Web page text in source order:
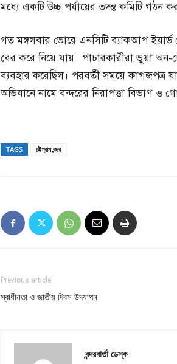
মধ্যে একটি উচ্চ পর্যায়ের তদন্ত কমিটি গঠন
গত মঙ্গলবার ভোরে এনসিটি ব্যাকআপ ইয়ার্ড
বের করে নিয়ে যায়। পাচারকারীরা ভুয়া
ব্যবহার করেছিল। পরবর্তী সময়ে কাগজপত্র
অভিযানে নামে বন্দরের নিরাপত্তা বিভাগ ও
TAGS চট্টগ্রাম বন্দর
Previous article
স্বাধীনতা ও জাতীয় দিবস উদযাপন
বন্দরবার্তা ডেস্ক